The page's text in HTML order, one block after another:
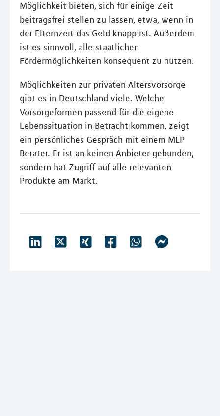
Möglichkeit bieten, sich für einige Zeit
beitragsfrei stellen zu lassen, etwa, wenn in
der Elternzeit das Geld knapp ist. Außerdem
ist es sinnvoll, alle staatlichen
Fördermöglichkeiten konsequent zu nutzen.
Möglichkeiten zur privaten Altersvorsorge
gibt es in Deutschland viele. Welche
Vorsorgeformen passend für die eigene
Lebenssituation in Betracht kommen, zeigt
ein persönliches Gespräch mit einem MLP
Berater. Er ist an keinen Anbieter gebunden,
sondern hat Zugriff auf alle relevanten
Produkte am Markt.